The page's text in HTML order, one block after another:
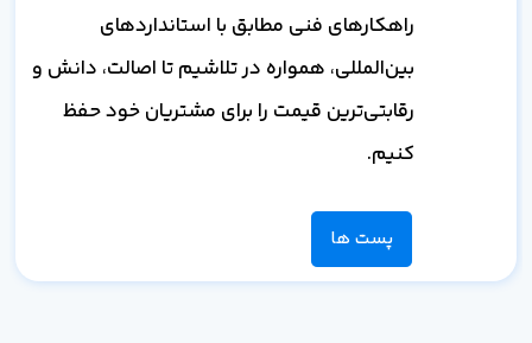
راهکارهای فنی مطابق با استانداردهای
بین‌المللی، همواره در تلاشیم تا اصالت، دانش و
رقابتی‌ترین قیمت را برای مشتریان خود حفظ
کنیم.
پست ها